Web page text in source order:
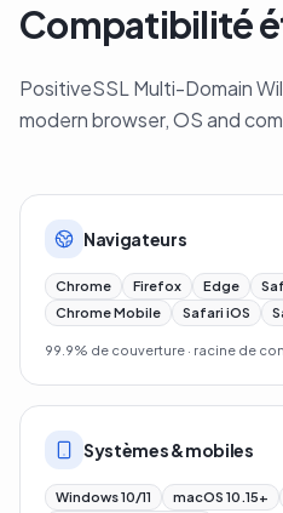
Compatibilité
PositiveSSL Multi-Domain
modern browser, OS and
Navigateurs
Chrome Firefox Edge
Chrome Mobile
Safari iOS
99.9% de couverture · racine de
Systèmes & mobiles
Windows 10/11 macOS 10.15+